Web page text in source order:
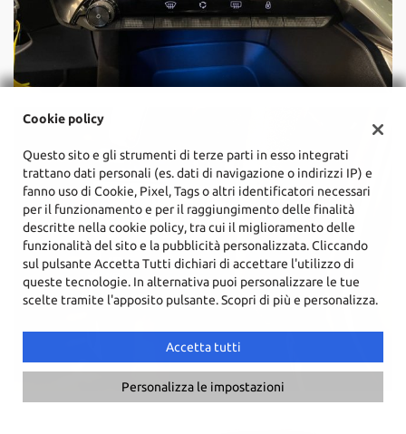
Cookie policy
Questo sito e gli strumenti di terze parti in esso integrati
trattano dati personali (es. dati di navigazione o indirizzi IP) e
fanno uso di Cookie, Pixel, Tags o altri identificatori necessari
per il funzionamento e per il raggiungimento delle finalità
descritte nella cookie policy, tra cui il miglioramento delle
funzionalità del sito e la pubblicità personalizzata. Cliccando
sul pulsante Accetta Tutti dichiari di accettare l'utilizzo di
queste tecnologie. In alternativa puoi personalizzare le tue
scelte tramite l'apposito pulsante. Scopri di più e personalizza.
Accetta tutti
Personalizza le impostazioni